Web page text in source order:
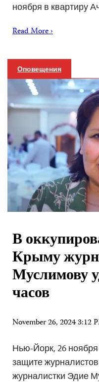
ноября в квартиру
Read More ›
Оповещения
В
Крыму
Муслимову
часов
November 26, 2024 3:12
Нью-Йорк, 26
защите
журналистки Эдие